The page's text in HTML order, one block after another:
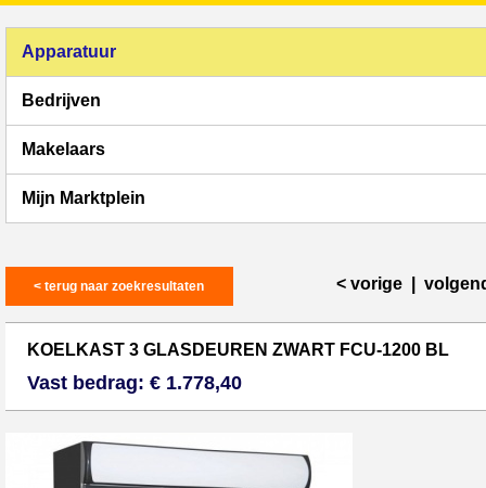
Apparatuur
Bedrijven
Makelaars
Mijn Marktplein
< terug naar zoekresultaten < vorige
KOELKAST 3 GLASDEUREN ZWART FCU-1200 BL
Vast bedrag: € 1.778,40